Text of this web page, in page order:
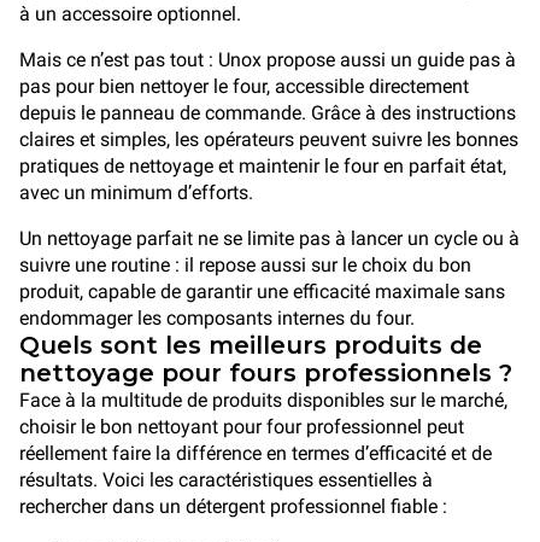
à un accessoire optionnel.
Mais ce n’est pas tout : Unox propose aussi un guide pas à
pas pour bien nettoyer le four, accessible directement
depuis le panneau de commande. Grâce à des instructions
claires et simples, les opérateurs peuvent suivre les bonnes
pratiques de nettoyage et maintenir le four en parfait état,
avec un minimum d’efforts.
Un nettoyage parfait ne se limite pas à lancer un cycle ou à
suivre une routine : il repose aussi sur le choix du bon
produit, capable de garantir une efficacité maximale sans
endommager les composants internes du four.
Quels sont les meilleurs produits de
nettoyage pour fours professionnels ?
Face à la multitude de produits disponibles sur le marché,
choisir le bon nettoyant pour four professionnel peut
réellement faire la différence en termes d’efficacité et de
résultats. Voici les caractéristiques essentielles à
rechercher dans un détergent professionnel fiable :